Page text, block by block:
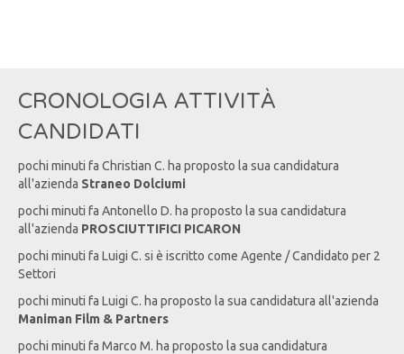
CRONOLOGIA ATTIVITÀ
CANDIDATI
pochi minuti fa Christian C. ha proposto la sua candidatura
all'azienda Straneo Dolciumi
pochi minuti fa Antonello D. ha proposto la sua candidatura
all'azienda PROSCIUTTIFICI PICARON
pochi minuti fa Luigi C. si è iscritto come Agente / Candidato per 2
Settori
pochi minuti fa Luigi C. ha proposto la sua candidatura all'azienda
Maniman Film & Partners
pochi minuti fa Marco M. ha proposto la sua candidatura